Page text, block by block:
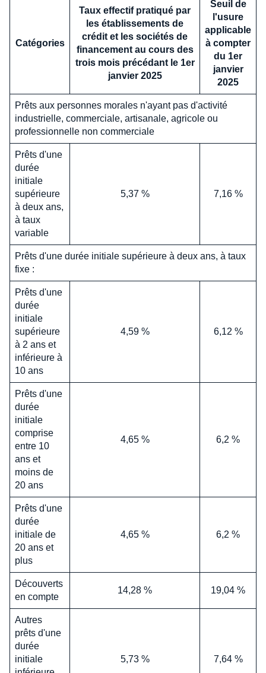
Catégories
Taux effectif pratiqué par
les établissements de
crédit et les sociétés de
financement au cours des
trois mois précédant le 1er
janvier 2025
Seuil de
l'usure
applicable
à compter
du 1er
janvier
2025
Prêts aux personnes morales n'ayant pas d'activité
industrielle, commerciale, artisanale, agricole ou
professionnelle non commerciale
Prêts d'une
durée
initiale
supérieure
à deux ans,
à taux
variable
5,37 % 7,16 %
Prêts d'une durée initiale supérieure à deux ans, à taux
fixe :
Prêts d'une
durée
initiale
supérieure
à 2 ans et
inférieure à
10 ans
4,59 % 6,12 %
Prêts d'une
durée
initiale
comprise
entre 10
ans et
moins de
20 ans
4,65 % 6,2 %
Prêts d'une
durée
initiale de
20 ans et
plus
4,65 % 6,2 %
Découverts
en compte
14,28 % 19,04 %
Autres
prêts d'une
durée
initiale
5,73 % 7,64 %